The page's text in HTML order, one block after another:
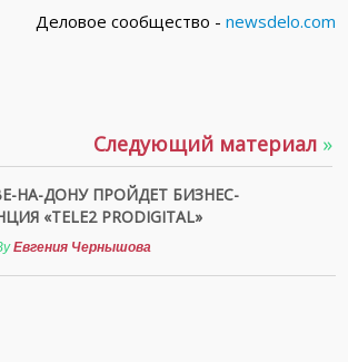
Деловое сообщество - newsdelo.com
Следующий материал »
НА-ДОНУ ПРОЙДЕТ БИЗНЕС-
«TELE2 PRODIGITAL»
Евгения Чернышова